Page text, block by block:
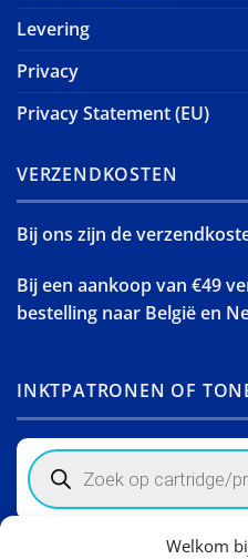
Welkom
Levering
Privacy
Privacy Statement (EU)
VERZENDKOSTEN
Bij ons zijn de
Bij een aankoop van €49
bestelling naar België en
INKTPATRONEN OF
Products
search